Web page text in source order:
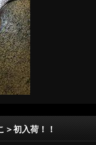
＞初入荷！！